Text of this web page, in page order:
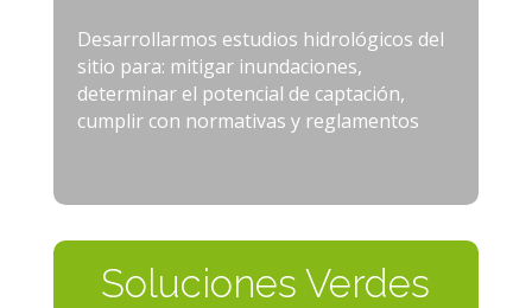
Desarrollarmos estudios hidrológicos del
sitio para: mitigar inundaciones,
determinar el potencial de captación,
cumplir con normativas y reglamentos
Soluciones Verdes